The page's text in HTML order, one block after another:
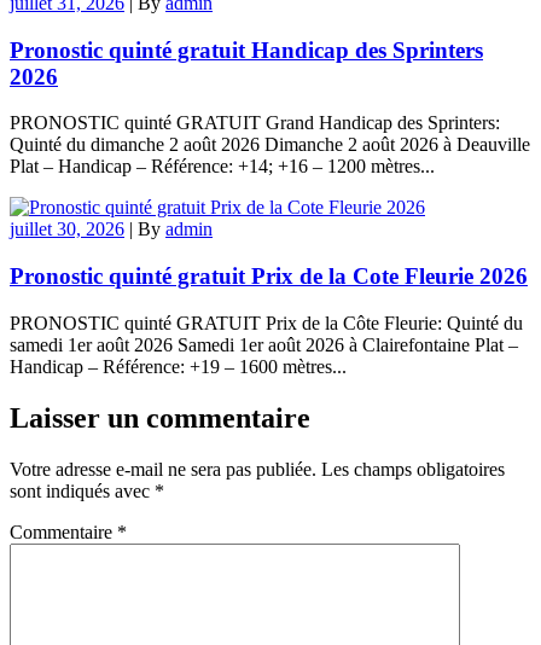
Pronostic quinté gratuit Handicap des Sprinters
2026
PRONOSTIC quinté GRATUIT Grand Handicap des Sprinters:
Quinté du dimanche 2 août 2026 Dimanche 2 août 2026 à Deauville
Plat – Handicap – Référence: +14; +16 – 1200 mètres...
juillet 30, 2026 | By admin
Pronostic quinté gratuit Prix de la Cote Fleurie 2026
PRONOSTIC quinté GRATUIT Prix de la Côte Fleurie: Quinté du
samedi 1er août 2026 Samedi 1er août 2026 à Clairefontaine Plat –
Handicap – Référence: +19 – 1600 mètres...
Laisser un commentaire
Votre adresse e-mail ne sera pas publiée. Les champs obligatoires
sont indiqués avec *
Commentaire *